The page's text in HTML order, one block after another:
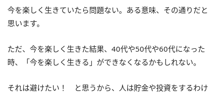
今を楽しく生きていたら問題ない。ある意味、その通りだと
思います。
ただ、今を楽しく生きた結果、40代や50代や60代になった
時、「今を楽しく生きる」ができなくなるかもしれない。
それは避けたい！ と思うから、人は貯金や投資をするわけ